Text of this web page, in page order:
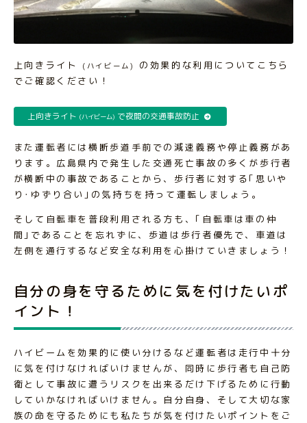
上向きライト (ハイビーム)
の効果的な利用についてこちら
でご確認ください！
上向きライト (ハイビーム) で夜間の交通事故防止
また運転者には横断歩道手前での減速義務や停止義務があ
ります。広島県内で発生した交通死亡事故の多くが歩行者
が横断中の事故であることから、歩行者に対する｢思いや
り･ゆずり合い｣の気持ちを持って運転しましょう。
そして自転車を普段利用される方も、｢自転車は車の仲
間｣であることを忘れずに、歩道は歩行者優先で、車道は
左側を通行するなど安全な利用を心掛けていきましょう！
自分の身を守るために気を付けたいポ
イント！
ハイビームを効果的に使い分けるなど運転者は走行中十分
に気を付けなければいけませんが、同時に歩行者も自己防
衛として事故に遭うリスクを出来るだけ下げるために行動
していかなければいけません。自分自身、そして大切な家
族の命を守るためにも私たちが気を付けたいポイントをご